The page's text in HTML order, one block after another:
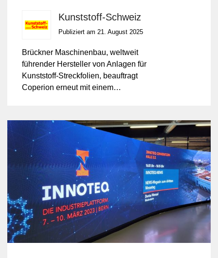
Kunststoff-Schweiz
Publiziert am 21. August 2025
Brückner Maschinenbau, weltweit
führender Hersteller von Anlagen für
Kunststoff-Streckfolien, beauftragt
Coperion erneut mit einem
ZSK Mc¹⁸.